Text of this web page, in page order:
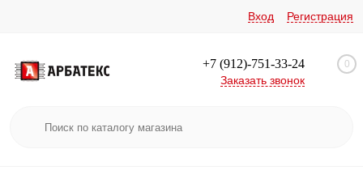
Вход Регистрация
+7 (912)-751-33-24
Заказать звонок
0